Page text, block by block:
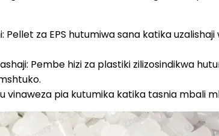
Pellet za EPS hutumiwa sana katika
Pembe hizi za plastiki zilizosindikwa
vinaweza pia kutumika katika tasnia mbali